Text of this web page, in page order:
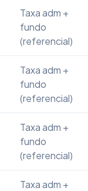
Taxa adm +
fundo
(referencial)
Taxa adm +
fundo
(referencial)
Taxa adm +
fundo
(referencial)
Taxa adm +